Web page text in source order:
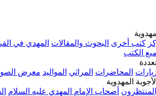
كتب أخرى البحوث والمقالات المهدي في
الكتب
المحاضرات المراثي المواليد معرض
المهدوية
أصحاب الإمام المهدي عليه السلام